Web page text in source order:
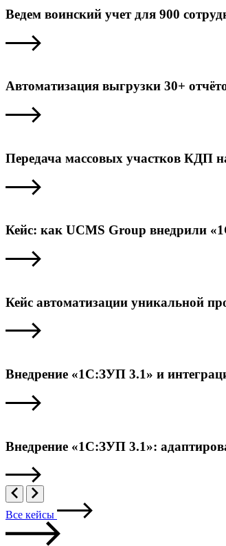
Ведем воинский учет для 900
Автоматизация выгрузки 30+
Передача массовых участков КДП
Кейс: как UCMS Group внедрили
Кейс автоматизации уникальной
Внедрение «1С:ЗУП 3.1» и
Внедрение «1С:ЗУП 3.1»:
Все кейсы